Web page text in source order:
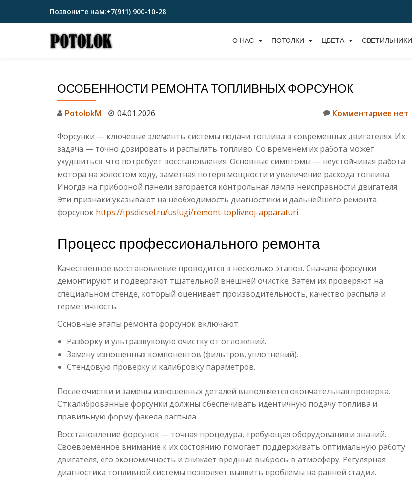
Перейти
Позвоните нам:+7(911) 900-10-28
О НАС ПОТОЛКИ ЦВЕТА СВЕТИЛЬНИКИ
ОСОБЕННОСТИ РЕМОНТА ТОПЛИВНЫХ ФОРСУНОК
PotolokM 04.01.2026 Комментариев нет
Форсунки — ключевые элементы системы подачи топлива в современных двигателях. Их
задача — точно дозировать и распылять топливо. Со временем их работа может
ухудшиться, что потребует восстановления. Основные симптомы — неустойчивая работа
мотора на холостом ходу, заметная потеря мощности и увеличение расхода топлива.
Иногда на приборной панели загорается контрольная лампа неисправности двигателя.
Эти признаки указывают на необходимость диагностики и дальнейшего ремонта
форсунок https://tpsdiesel.ru/uslugi/remont-toplivnoj-apparaturi.
Процесс профессионального ремонта
Качественное восстановление проводится в несколько этапов. Сначала форсунки
демонтируют и подвергают тщательной внешней очистке. Затем их проверяют на
специальном стенде, который оценивает производительность, качество распыла и
герметичность.
Основные этапы ремонта форсунок включают:
Разборку и ультразвуковую очистку от отложений.
Замену изношенных компонентов (фильтров, уплотнений).
Стендовую проверку и калибровку параметров.
После очистки и замены изношенных деталей выполняется окончательная проверка.
Откалиброванные форсунки должны обеспечивать идентичную подачу топлива и
правильную форму факела распыла.
Восстановление форсунок — точная процедура, требующая оборудования и знаний.
Своевременное внимание к их состоянию помогает поддерживать оптимальную работу
двигателя, его экономичность и снижает вредные выбросы в атмосферу. Регулярная
диагностика топливной системы позволяет выявить проблемы на ранней стадии.